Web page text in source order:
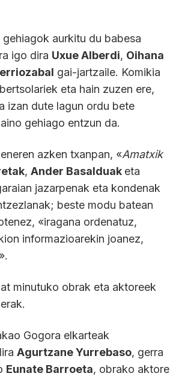
aurkitu du babesa
igo dira Uxue Alberdi, Oihana
gai-jartzaile. Komikia
eta hain zuzen ere,
izan dute lagun ordu bete
gehiago entzun da.
azken txanpan, «Amatxik
, Ander Basalduak eta
jazarpenak eta kondenak
beste modu batean
«iragana ordenatuz,
informazioarekin joanez,
minutuko obrak eta aktoreek
Gogora elkarteak
Agurtzane Yurrebaso, gerra
Eunate Barroeta, obrako aktore